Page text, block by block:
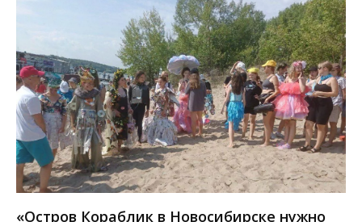
«Остров Кораблик в Новосибирске нужно